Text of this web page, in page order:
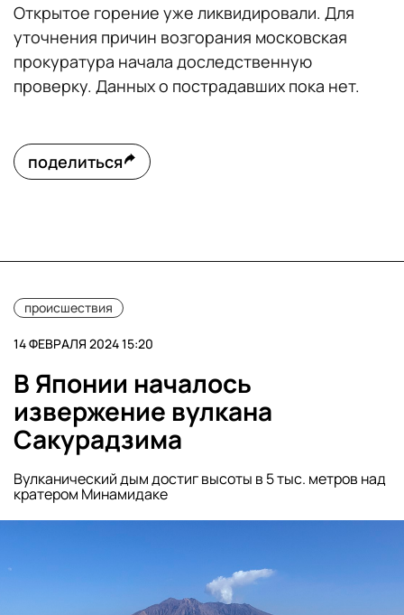
Открытое горение уже ликвидировали. Для
уточнения причин возгорания московская
прокуратура начала доследственную
проверку. Данных о пострадавших пока нет.
поделиться
происшествия
14 ФЕВРАЛЯ 2024 15:20
В Японии началось
извержение вулкана
Сакурадзима
Вулканический дым достиг высоты в 5 тыс. метров над
кратером Минамидаке